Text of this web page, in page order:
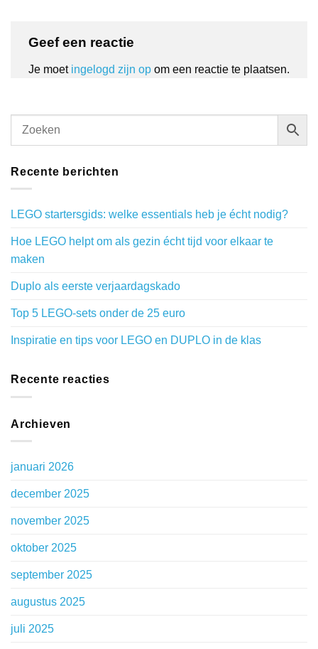
Geef een reactie
Je moet ingelogd zijn op om een reactie te plaatsen.
Recente berichten
LEGO startersgids: welke essentials heb je écht nodig?
Hoe LEGO helpt om als gezin écht tijd voor elkaar te
maken
Duplo als eerste verjaardagskado
Top 5 LEGO-sets onder de 25 euro
Inspiratie en tips voor LEGO en DUPLO in de klas
Recente reacties
Archieven
januari 2026
december 2025
november 2025
oktober 2025
september 2025
augustus 2025
juli 2025